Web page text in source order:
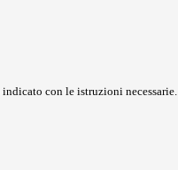
con le istruzioni necessarie.